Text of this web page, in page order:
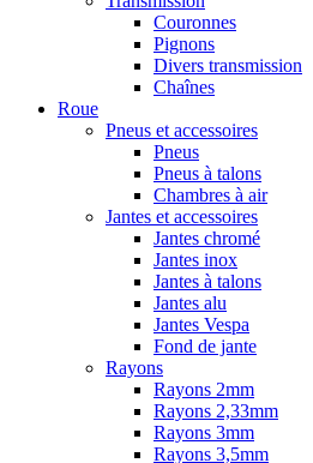
Couronnes
Pignons
Divers transmission
Chaînes
Roue
Pneus et accessoires
Pneus
Pneus à talons
Chambres à air
Jantes et accessoires
Jantes chromé
Jantes inox
Jantes à talons
Jantes alu
Jantes Vespa
Fond de jante
Rayons
Rayons 2mm
Rayons 2,33mm
Rayons 3mm
Rayons 3,5mm